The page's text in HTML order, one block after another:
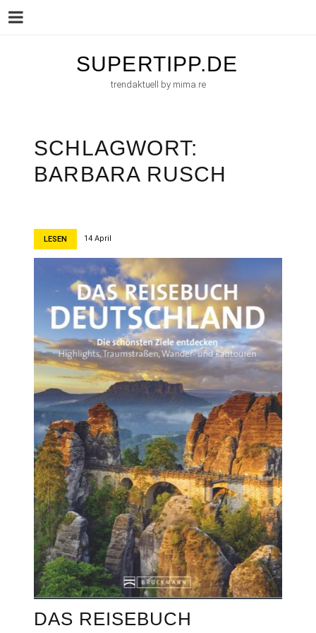
SUPERTIPP.DE
trendaktuell by mima.re
SCHLAGWORT:
BARBARA RUSCH
LESEN 14 April
DAS REISEBUCH
Menu